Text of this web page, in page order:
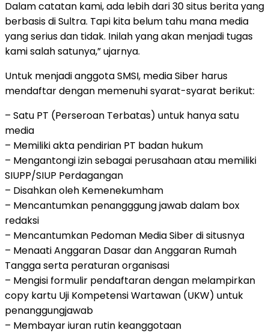
Dalam catatan kami, ada lebih dari 30 situs berita yang
berbasis di Sultra. Tapi kita belum tahu mana media
yang serius dan tidak. Inilah yang akan menjadi tugas
kami salah satunya,” ujarnya.
Untuk menjadi anggota SMSI, media Siber harus
mendaftar dengan memenuhi syarat-syarat berikut:
– Satu PT (Perseroan Terbatas) untuk hanya satu
media
– Memiliki akta pendirian PT badan hukum
– Mengantongi izin sebagai perusahaan atau memiliki
SIUPP/SIUP Perdagangan
– Disahkan oleh Kemenekumham
– Mencantumkan penangggung jawab dalam box
redaksi
– Mencantumkan Pedoman Media Siber di situsnya
– Menaati Anggaran Dasar dan Anggaran Rumah
Tangga serta peraturan organisasi
– Mengisi formulir pendaftaran dengan melampirkan
copy kartu Uji Kompetensi Wartawan (UKW) untuk
penanggungjawab
– Membayar iuran rutin keanggotaan